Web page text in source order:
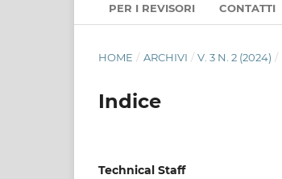
PER I REVISORI CONTATTI
HOME / ARCHIVI / V. 3 N. 2 (2024) /
Indice
Technical Staff